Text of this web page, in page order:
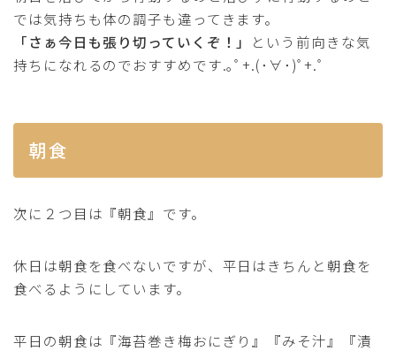
では気持ちも体の調子も違ってきます。
「さぁ今日も張り切っていくぞ！」
という前向きな気
持ちになれるのでおすすめです.｡ﾟ+.(･∀･)ﾟ+.ﾟ
朝食
次に２つ目は『朝食』です。
休日は朝食を食べないですが、平日はきちんと朝食を
食べるようにしています。
平日の朝食は『海苔巻き梅おにぎり』『みそ汁』『漬